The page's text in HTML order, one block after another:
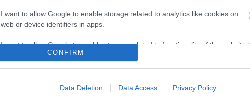
I want to allow Google to enable storage related to analytics like cookies on
web or device identifiers in apps.
I want to allow Google to enable storage related to functionality of the website
CONFIRM
Data Deletion Data Access Privacy Policy